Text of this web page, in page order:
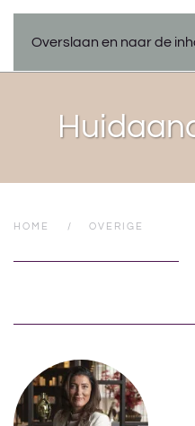
Overslaan en naar de
HOME OVERIGE